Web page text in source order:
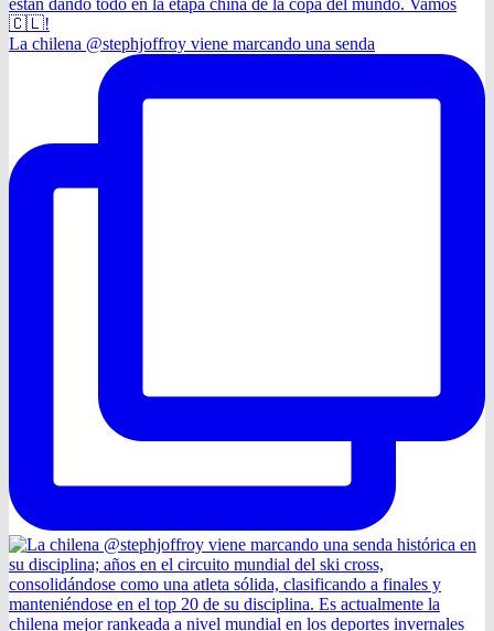
La chilena @stephjoffroy viene marcando una senda